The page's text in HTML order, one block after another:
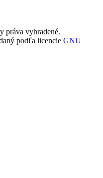
práva vyhradené.
podľa licencie GNU